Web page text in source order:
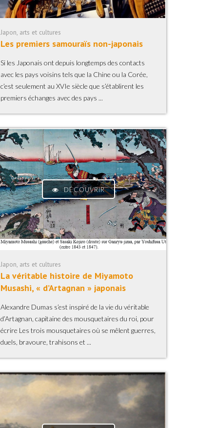
Japon, arts et cultures
Les premiers samouraïs non-japonais
Si les Japonais ont depuis longtemps des contacts
avec les pays voisins tels que la Chine ou la Corée,
c’est seulement au XVIe siècle que s’établirent les
premiers échanges avec des pays ...
DÉCOUVRIR
Japon, arts et cultures
La véritable histoire de Miyamoto
Musashi, « d’Artagnan » japonais
Alexandre Dumas s’est inspiré de la vie du véritable
d’Artagnan, capitaine des mousquetaires du roi, pour
écrire Les trois mousquetaires où se mêlent guerres,
duels, bravoure, trahisons et ...